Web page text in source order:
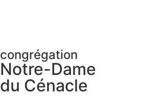
congrégation
Notre-Dame
du Cénacle